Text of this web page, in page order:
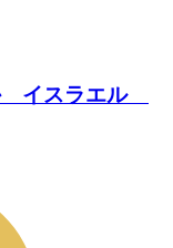
イスラエル